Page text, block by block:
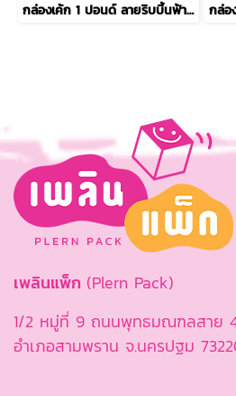
กล่องเค้ก 1 ปอนด์ ลายริบบิ้นฟ้า รุ่น EASY
เพลินแพ็ก (Plern Pack)
1/2 หมู่ที่ 9 ถนนพุทธมณฑลสาย
อำเภอสามพราน จ.นครปฐม